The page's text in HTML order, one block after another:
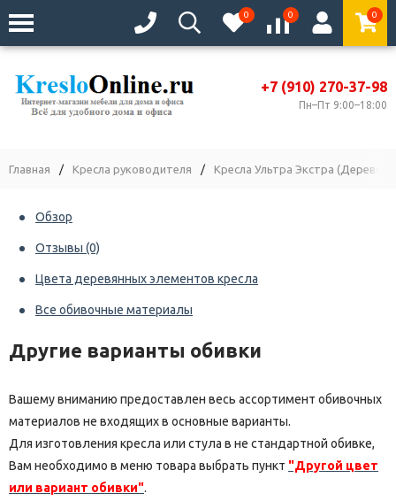
0 0 0
+7 (910) 270-37-98
Пн–Пт 9:00–18:00
Главная / Кресла руководителя / Кресла Ультра Экстра (Дерево)
Обзор
Отзывы (0)
Цвета деревянных элементов кресла
Все обивочные материалы
Другие варианты обивки
Вашему вниманию предоставлен весь ассортимент обивочных
материалов не входящих в основные варианты.
Для изготовления кресла или стула в не стандартной обивке,
Вам необходимо в меню товара выбрать пункт "Другой цвет
или вариант обивки".